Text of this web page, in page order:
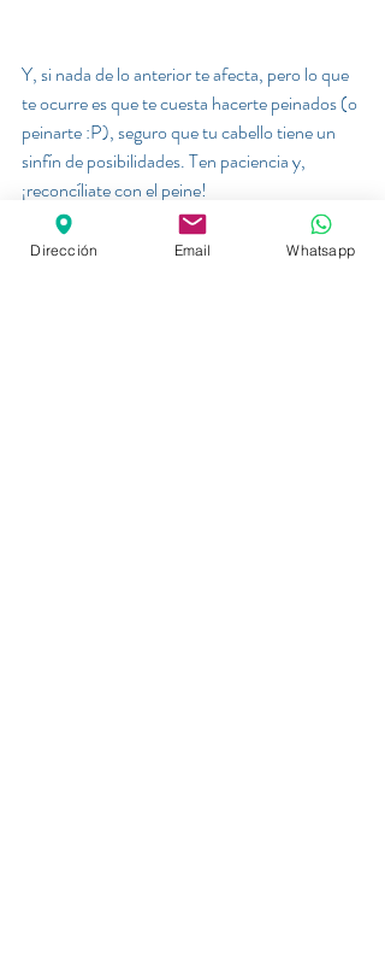
Y, si nada de lo anterior te afecta, pero lo que
te ocurre es que te cuesta hacerte peinados (o
peinarte :P), seguro que tu cabello tiene un
sinfín de posibilidades. Ten paciencia y,
¡reconcíliate con el peine!
Acostumbrarte te llevará tiempo, pero en
Dirección Email Whatsapp